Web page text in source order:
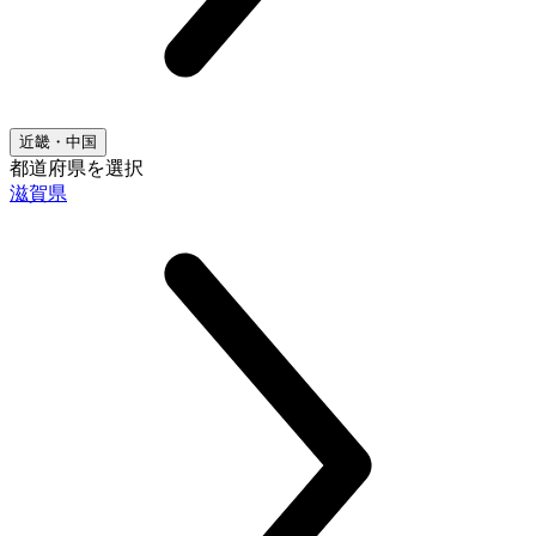
近畿・中国
都道府県を選択
滋賀県